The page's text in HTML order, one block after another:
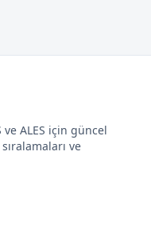
ve ALES için güncel
ve